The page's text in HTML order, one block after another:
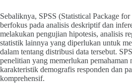
Sebaliknya, SPSS (Statistical Package
berfokus pada analisis deskriptif dan
melakukan pengujian hipotesis, analisis
statistik lainnya yang diperlukan untuk
dalam tentang distribusi data tersebut.
penelitian yang memerlukan pemahaman
karakteristik demografis responden dan
komprehensif.